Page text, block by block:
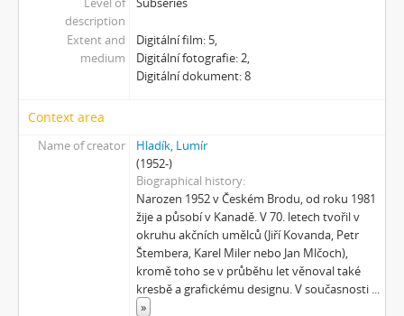
[Subseries] Přestávka
[Subseries] Zrzavý film
[Subseries] Sběratel – Detail
[Subseries] Studna
[Subseries] 13. revír
[Subseries] Po stopách krve
[Subseries] Spejbl a Hurvínek
[Subseries] Větev – Prorážení televize větví
[Subseries] 16 Sketches of Dialogue
[Subseries] Air
[Subseries] Air – Znělka
[Subseries] Interno
description
Extent and
medium
Digitální film: 5,
Digitální fotografie: 2,
Digitální dokument: 8
Context area
Name of creator
Hladík, Lumír
(1952-)
Biographical history
Narozen 1952 v Českém Brodu, od roku 1981
žije a působí v Kanadě. V 70. letech tvořil v
okruhu akčních umělců (Jiří Kovanda, Petr
Štembera, Karel Miler nebo Jan Mlčoch),
kromě toho se v průběhu let věnoval také
kresbě a grafickému designu. V současnosti ...
»